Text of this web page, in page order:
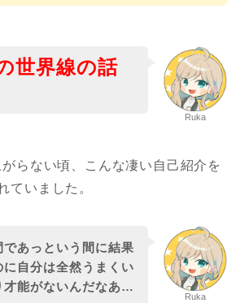
Ruka
世界線の話
らない頃、こんな凄い自己紹介を
ていました。
Ruka
あっという間に結果
自分は全然うまくい
才能がないんだなあ…